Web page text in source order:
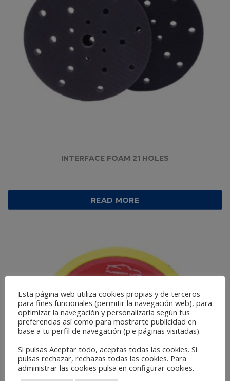
INTERFACE FOAM 21 HOLES
READ MORE
Esta página web utiliza cookies propias y de terceros
para fines funcionales (permitir la navegación web), para
optimizar la navegación y personalizarla según tus
preferencias así como para mostrarte publicidad en
base a tu perfil de navegación (p.e páginas visitadas).
Si pulsas Aceptar todo, aceptas todas las cookies. Si
pulsas rechazar, rechazas todas las cookies. Para
administrar las cookies pulsa en configurar cookies.